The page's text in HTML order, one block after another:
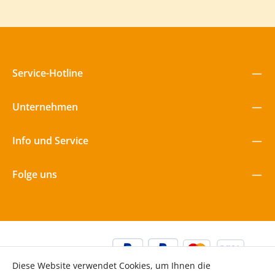
Service-Hotline
Unternehmen
Info und Service
Folge uns
Diese Website verwendet Cookies, um Ihnen die